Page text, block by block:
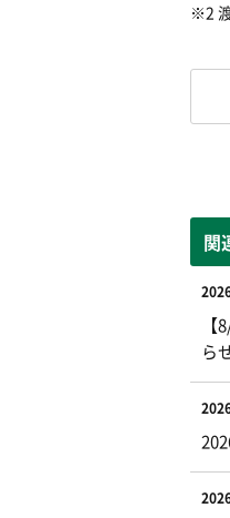
※2
関
ら